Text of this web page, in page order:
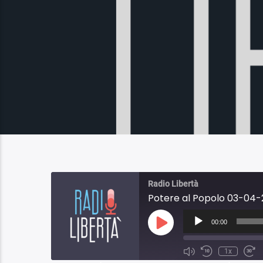
Radio Libertà
Potere al Popolo 03-04-
Play
Episode
Audio
Player
00:00
1x